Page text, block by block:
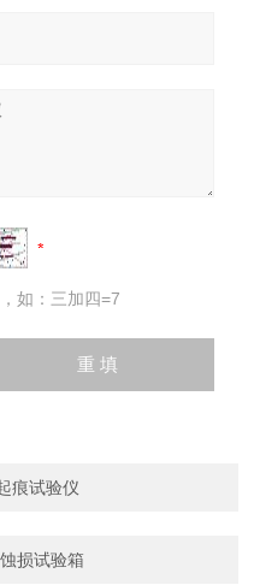
如：三加四=7
痕试验仪
损试验箱